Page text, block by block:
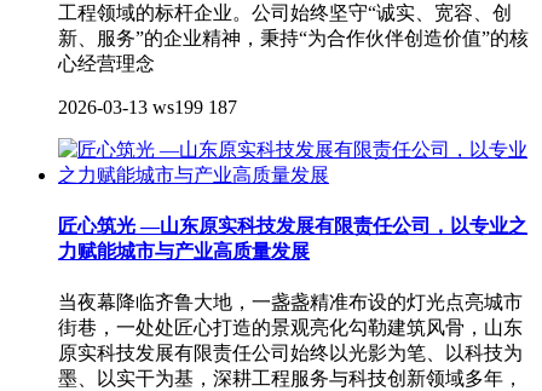
工程领域的标杆企业。公司始终坚守“诚实、宽容、创
新、服务”的企业精神，秉持“为合作伙伴创造价值”的核
心经营理念
2026-03-13 ws199 187
匠心筑光 —山东原实科技发展有限责任公司，以专业之
力赋能城市与产业高质量发展
当夜幕降临齐鲁大地，一盏盏精准布设的灯光点亮城市
街巷，一处处匠心打造的景观亮化勾勒建筑风骨，山东
原实科技发展有限责任公司始终以光影为笔、以科技为
墨、以实干为基，深耕工程服务与科技创新领域多年，